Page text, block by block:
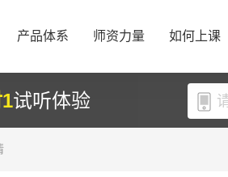
产品体系 师资力量 如何上课
试听体验